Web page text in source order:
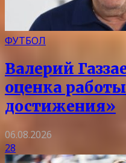
ФУТБОЛ
Валерий
оценка
достижения»
06.08.2026
28